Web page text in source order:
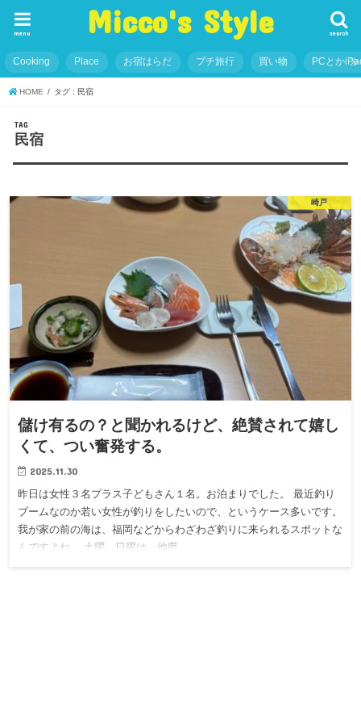
Micco's Style search
menu
Cooking Place お宿はらだ プチ旅行 買い物 PCとか
HOME タグ : 民宿
TAG
民宿
崎戸
儲け有るの？と聞かれるけど、絶賛されて嬉し
くて、つい奮発する。
2025.11.30
昨日は女性３名プラス子どもさん１名。お泊まりでした。 最近釣り
ブームなのか若い女性が釣りをしたいので、というケース多いです。
我が家の前の海は、福岡などからわざわざ釣りに来られるスポットな
んですよね。 土曜、日曜は、他県…